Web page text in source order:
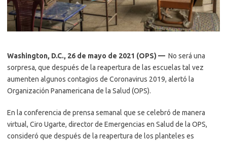
Washington, D.C., 26 de mayo de 2021 (OPS) — No será una
sorpresa, que después de la reapertura de las escuelas tal vez
aumenten algunos contagios de Coronavirus 2019, alertó la
Organización Panamericana de la Salud (OPS).
En la conferencia de prensa semanal que se celebró de manera
virtual, Ciro Ugarte, director de Emergencias en Salud de la OPS,
consideró que después de la reapertura de los planteles es